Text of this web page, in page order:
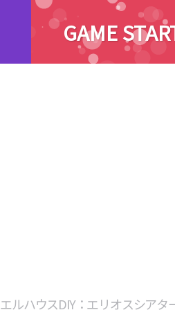
GAME
エルハウスDIY：エリオスシアタ